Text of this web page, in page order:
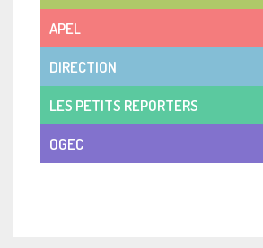
APEL
DIRECTION
LES PETITS REPORTERS
OGEC